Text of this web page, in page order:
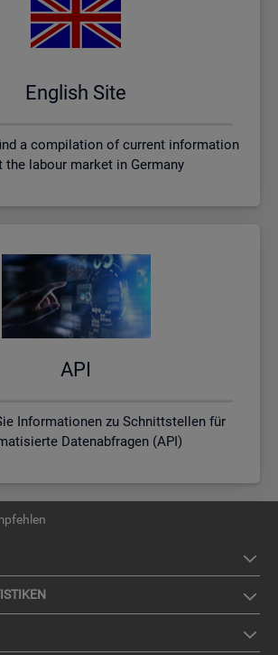
English Site
a compilation of current information
the labour market in Germany
API
Informationen zu Schnittstellen für
Datenabfragen (API)